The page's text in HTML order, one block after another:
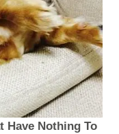
Have Nothing To